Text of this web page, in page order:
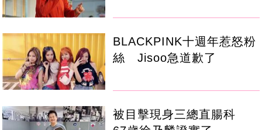
BLACKPINK十週年惹怒粉
絲 Jisoo急道歉了
被目擊現身三總直腸科